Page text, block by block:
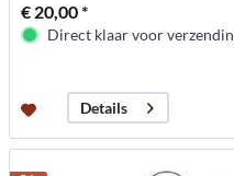
€ 20,00 *
Direct klaar voor
Details